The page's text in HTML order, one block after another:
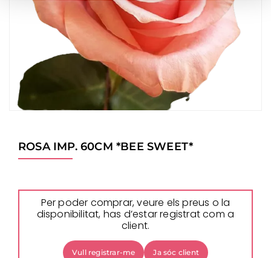
ROSA IMP. 60CM *BEE SWEET*
Per poder comprar, veure els preus o la
disponibilitat, has d’estar registrat com a
client.
Vull registrar-me Ja sóc client